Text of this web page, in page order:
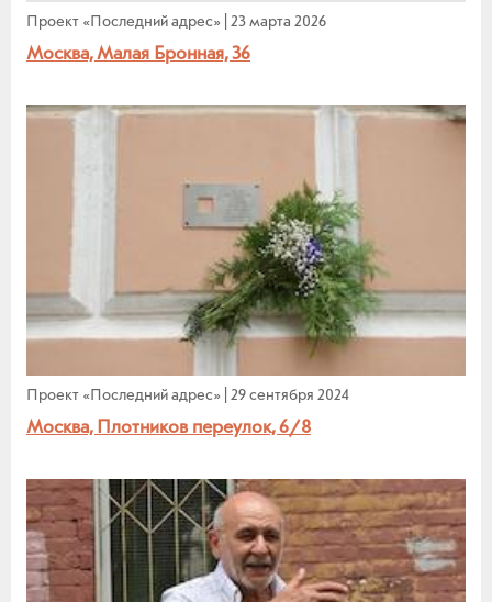
Проект «Последний адрес» 23 марта 2026
Москва, Малая Бронная, 36
Проект «Последний адрес» 29 сентября 2024
Москва, Плотников переулок, 6/8